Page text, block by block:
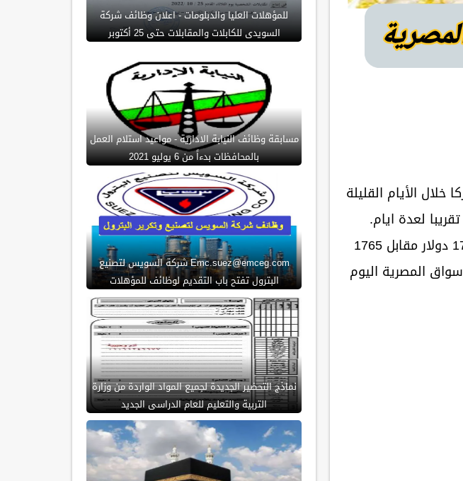
الأيام القليلة
وبالفعل حدث ارتفاع طفيف في سعر الذهب عالمياً ليسجل مستويات 1788 دولار مقابل 1765
المصرية اليوم
للمؤهلات العليا والدبلومات - اعلان وظائف شركة
السويدى للكابلات والمقابلات حتى 25 أكتوبر
مسابقة وظائف النيابة الادارية - مواعيد استلام العمل
بالمحافظات بدءاً من 6 يوليو 2021
Emc.suez@emceg.com شركة السويس لتصنيع
البترول تفتح باب التقديم لوظائف للمؤهلات
نماذج التحضير الجديدة لجميع المواد الواردة من وزارة
التربية والتعليم للعام الدراسى الجديد